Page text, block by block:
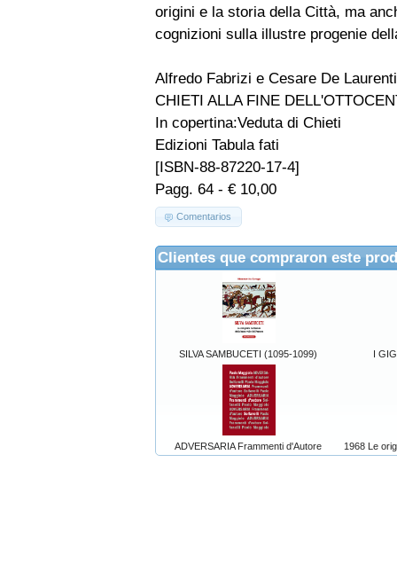
origini e la storia della Città, ma
cognizioni sulla illustre progenie
Alfredo Fabrizi e Cesare De
CHIETI ALLA FINE
In copertina:Veduta di Chieti
Edizioni Tabula fati
[ISBN-88-87220-17-4]
Pagg. 64 - € 10,00
Comentarios
Clientes que compraron este
SILVA SAMBUCETI (1095-1099) I
ADVERSARIA Frammenti d'Autore 1968 Le